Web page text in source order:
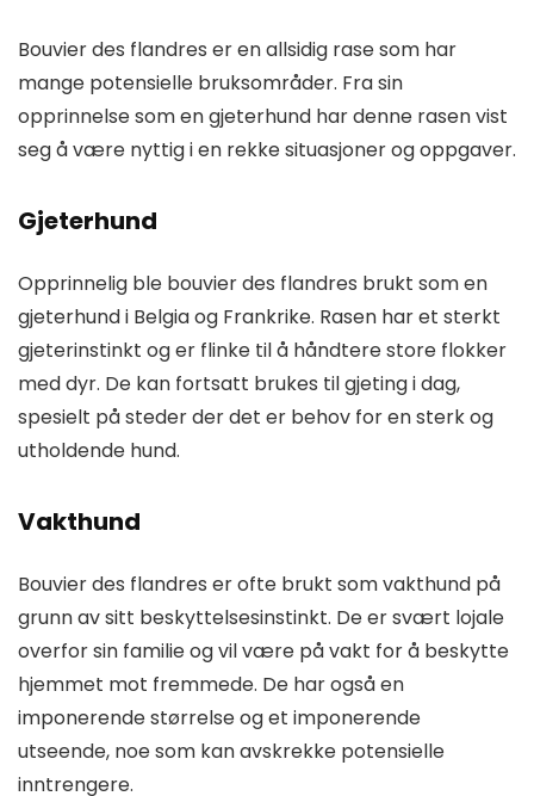
Bouvier des flandres er en allsidig rase som har
mange potensielle bruksområder. Fra sin
opprinnelse som en gjeterhund har denne rasen vist
seg å være nyttig i en rekke situasjoner og oppgaver.
Gjeterhund
Opprinnelig ble bouvier des flandres brukt som en
gjeterhund i Belgia og Frankrike. Rasen har et sterkt
gjeterinstinkt og er flinke til å håndtere store flokker
med dyr. De kan fortsatt brukes til gjeting i dag,
spesielt på steder der det er behov for en sterk og
utholdende hund.
Vakthund
Bouvier des flandres er ofte brukt som vakthund på
grunn av sitt beskyttelsesinstinkt. De er svært lojale
overfor sin familie og vil være på vakt for å beskytte
hjemmet mot fremmede. De har også en
imponerende størrelse og et imponerende
utseende, noe som kan avskrekke potensielle
inntrengere.